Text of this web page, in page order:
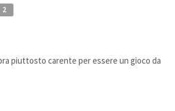
2
piuttosto carente per essere un gioco da